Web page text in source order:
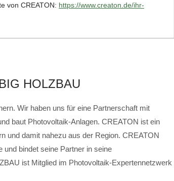
von CREATON: https://www.creaton.de/ihr-
HOLZBAU
Wir haben uns für eine Partnerschaft mit
baut Photovoltaik-Anlagen. CREATON ist ein
und damit nahezu aus der Region. CREATON
und bindet seine Partner in seine
ist Mitglied im Photovoltaik-Expertennetzwerk